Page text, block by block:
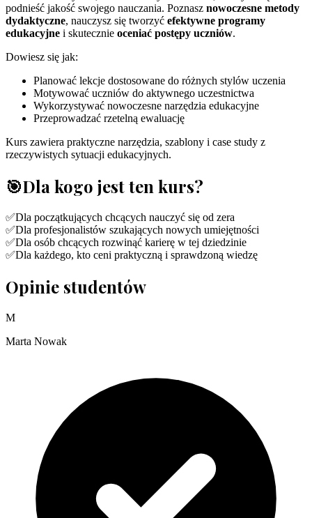
podnieść jakość swojego nauczania. Poznasz nowoczesne metody
dydaktyczne, nauczysz się tworzyć efektywne programy
edukacyjne i skutecznie oceniać postępy uczniów.
Dowiesz się jak:
Planować lekcje dostosowane do różnych stylów uczenia
Motywować uczniów do aktywnego uczestnictwa
Wykorzystywać nowoczesne narzędzia edukacyjne
Przeprowadzać rzetelną ewaluację
Kurs zawiera praktyczne narzędzia, szablony i case study z
rzeczywistych sytuacji edukacyjnych.
🎯Dla kogo jest ten kurs?
✅Dla początkujących chcących nauczyć się od zera
✅Dla profesjonalistów szukających nowych umiejętności
✅Dla osób chcących rozwinąć karierę w tej dziedzinie
✅Dla każdego, kto ceni praktyczną i sprawdzoną wiedzę
Opinie studentów
M
Marta Nowak